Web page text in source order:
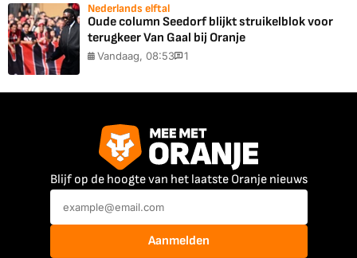
Nederlands elftal
Oude column Seedorf blijkt struikelblok voor
terugkeer Van Gaal bij Oranje
Vandaag, 08:53 1
Blijf op de hoogte van het laatste Oranje nieuws
Aanmelden